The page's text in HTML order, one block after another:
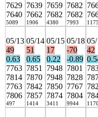
7629
7640
5089
7639
7662
1906
7659
7682
4380
7682
7682
7993
05/13
49
0.63
7763
7814
7763
7806
497
05/14
51
0.65
7851
7870
7842
7857
1414
05/15
17
0.22
7948
7948
7850
7874
3411
05/18
-70
-0.89
7801
7828
7767
7804
9944
42
1170